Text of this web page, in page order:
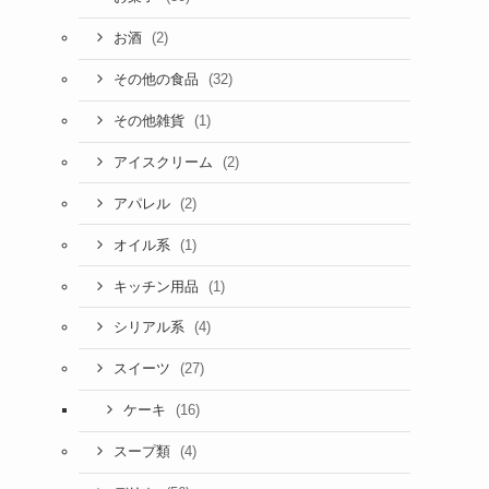
お酒 (2)
その他の食品 (32)
その他雑貨 (1)
アイスクリーム (2)
アパレル (2)
オイル系 (1)
キッチン用品 (1)
シリアル系 (4)
スイーツ (27)
ケーキ (16)
スープ類 (4)